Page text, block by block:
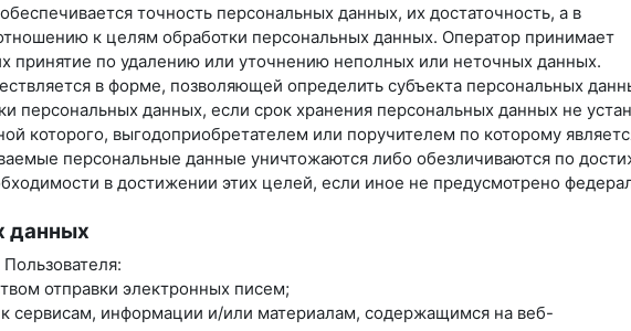
точность персональных данных, их достаточность, а в
к целям обработки персональных данных. Оператор принимает
принятие по удалению или уточнению неполных или неточных данных.
в форме, позволяющей определить субъекта персональных
персональных данных, если срок хранения персональных данных не
которого, выгодоприобретателем или поручителем по которому
персональные данные уничтожаются либо обезличиваются по
в достижении этих целей, если иное не предусмотрено
данных
отправки электронных писем;
сервисам, информации и/или материалам, содержащимся на веб-